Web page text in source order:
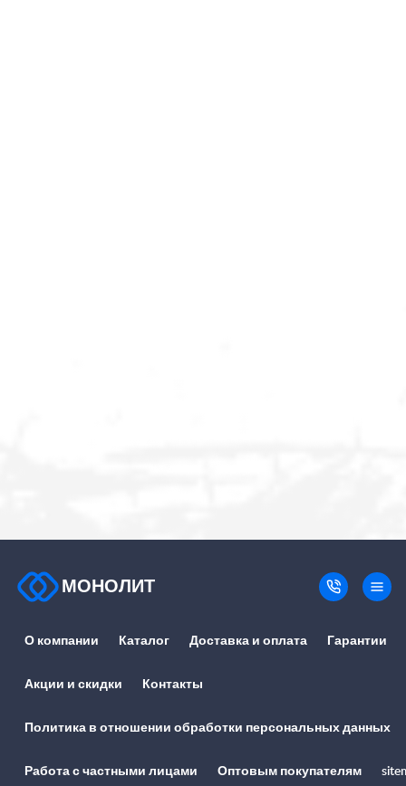
МОНОЛИТ
О компании Каталог Доставка и оплата Гарантии
Акции и скидки Контакты
Политика в отношении обработки персональных данных
Работа с частными лицами Оптовым покупателям